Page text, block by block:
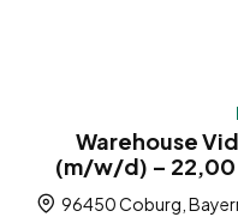
Warehouse
(m/w/d) – 22,00
96450 Coburg,